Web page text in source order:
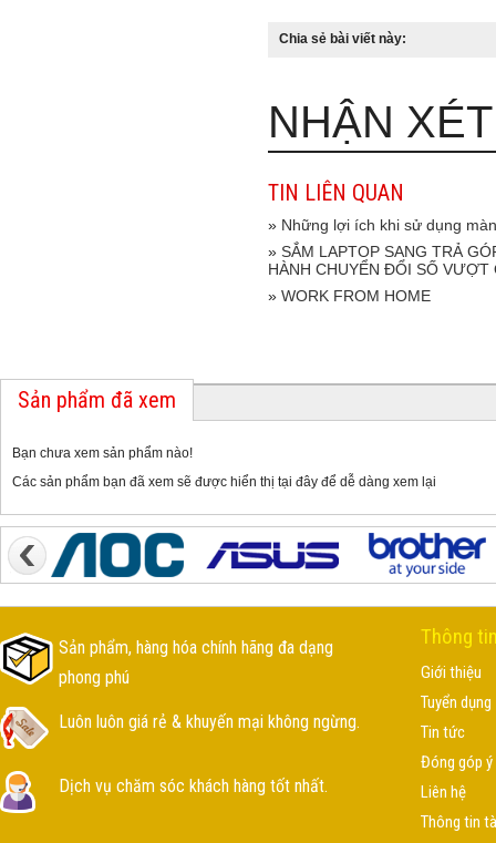
Chia sẻ bài viết này:
NHẬN
TIN LIÊN QUAN
» Những lợi ích khi sử dụng
» SẮM LAPTOP SANG TRẢ
HÀNH CHUYỂN ĐỔI SỐ VƯỢT
» WORK FROM HOME
Sản phẩm đã xem
Bạn chưa xem sản phẩm nào!
Các sản phẩm bạn đã xem sẽ được hiển thị tại đây để dễ dàng xem lại
Sản phẩm, hàng hóa chính hãng đa dạng
phong phú
Luôn luôn giá rẻ & khuyến mại không ngừng.
Dịch vụ chăm sóc khách hàng tốt nhất.
Thông
Giới thiệu
Tuyển dụng
Tin tức
Đóng góp ý
Liên hệ
Thông tin